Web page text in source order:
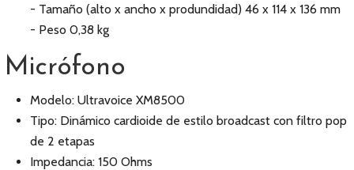
- Tamaño (alto x ancho x produndidad) 46 x 114 x 136 mm
- Peso 0,38 kg
Micrófono
Modelo: Ultravoice XM8500
Tipo: Dinámico cardioide de estilo broadcast con filtro pop
de 2 etapas
Impedancia: 150 Ohms